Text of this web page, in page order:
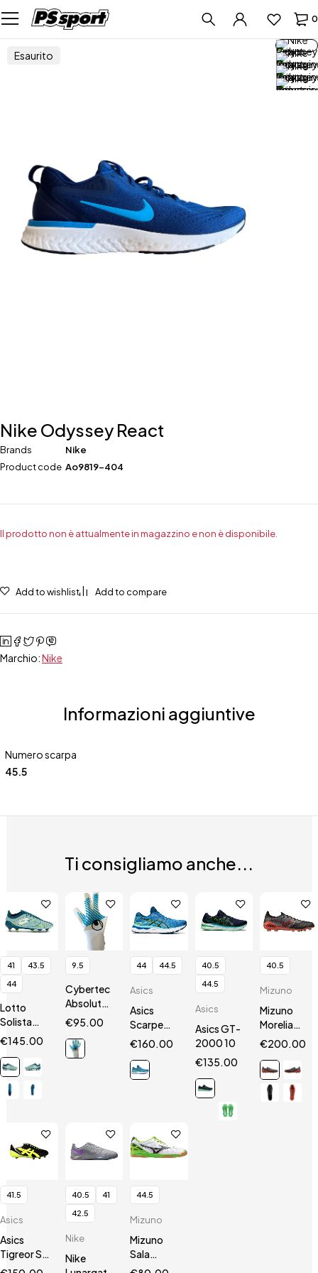
0
Esaurito
Nike Odyssey React
Brands
Nike
Product code Ao9819-404
Il prodotto non è attualmente in magazzino e non è disponibile.
Add to wishlist Add to compare
Marchio:Nike
Informazioni aggiuntive
Numero scarpa
45.5
Ti consigliamo anche...
41
43.5
44
Lotto
Solista
200 VII
€145.00
9.5
Cybertec
AbsolutGrip
HN
€95.00
44 44.5
Asics
Asics
Scarpe
Gel
€160.00
40.5
44.5
Asics
Asics GT-
2000 10
€135.00
40.5
Mizuno
Mizuno
Morelia
Neo III Β
€200.00
41.5
Asics
Asics
Tigreor ST
Black/Neon
40.5
41
42.5
Nike
Nike
44.5
Mizuno
Mizuno
Sala
Premium